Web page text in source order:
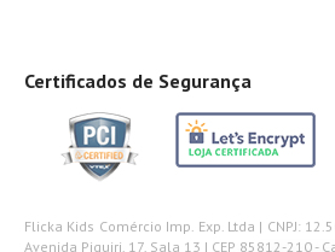
Certificados de Segurança
Flicka Kids Comércio Imp. Exp. Ltda | CNPJ:
Avenida Piquiri, 17, Sala 13 | CEP 85812-210 -